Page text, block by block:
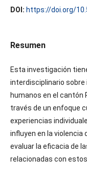
DOI: https://doi.org/
Resumen
Esta investigación
interdisciplinario sobre
humanos en el cantón
través de un enfoque
experiencias
influyen en la violencia
evaluar la eficacia de
relacionadas con